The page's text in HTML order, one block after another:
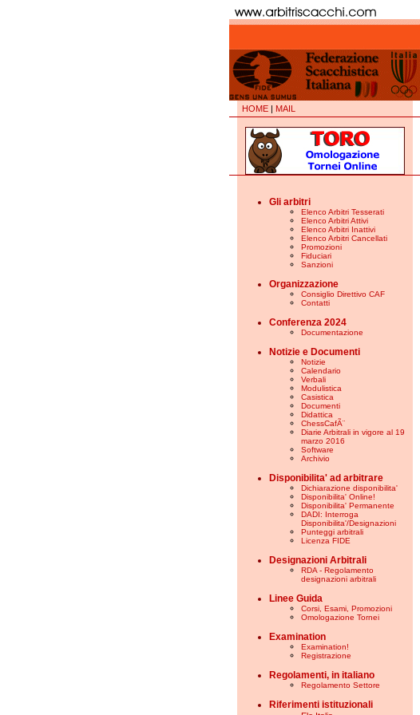
HOME | MAIL
Gli arbitri
Elenco Arbitri Tesserati
Elenco Arbitri Attivi
Elenco Arbitri Inattivi
Elenco Arbitri Cancellati
Promozioni
Fiduciari
Sanzioni
Organizzazione
Consiglio Direttivo CAF
Contatti
Conferenza 2024
Documentazione
Notizie e Documenti
Notizie
Calendario
Verbali
Modulistica
Casistica
Documenti
Didattica
ChessCafÃ¨
Diarie Arbitrali in vigore al 19
marzo 2016
Software
Archivio
Disponibilita' ad arbitrare
Dichiarazione disponibilita'
Disponibilita' Online!
Disponibilita' Permanente
DADI: Interroga
Disponibilita'/Designazioni
Punteggi arbitrali
Licenza FIDE
Designazioni Arbitrali
RDA - Regolamento
designazioni arbitrali
Linee Guida
Corsi, Esami, Promozioni
Omologazione Tornei
Examination
Examination!
Registrazione
Regolamenti, in italiano
Regolamento Settore
Riferimenti istituzionali